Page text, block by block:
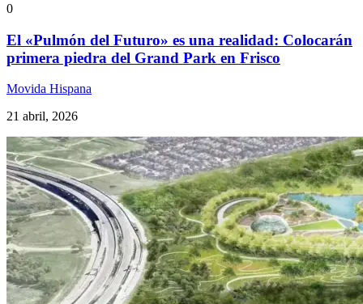
0
El «Pulmón del Futuro» es una realidad: Colocarán
primera piedra del Grand Park en Frisco
Movida Hispana
21 abril, 2026